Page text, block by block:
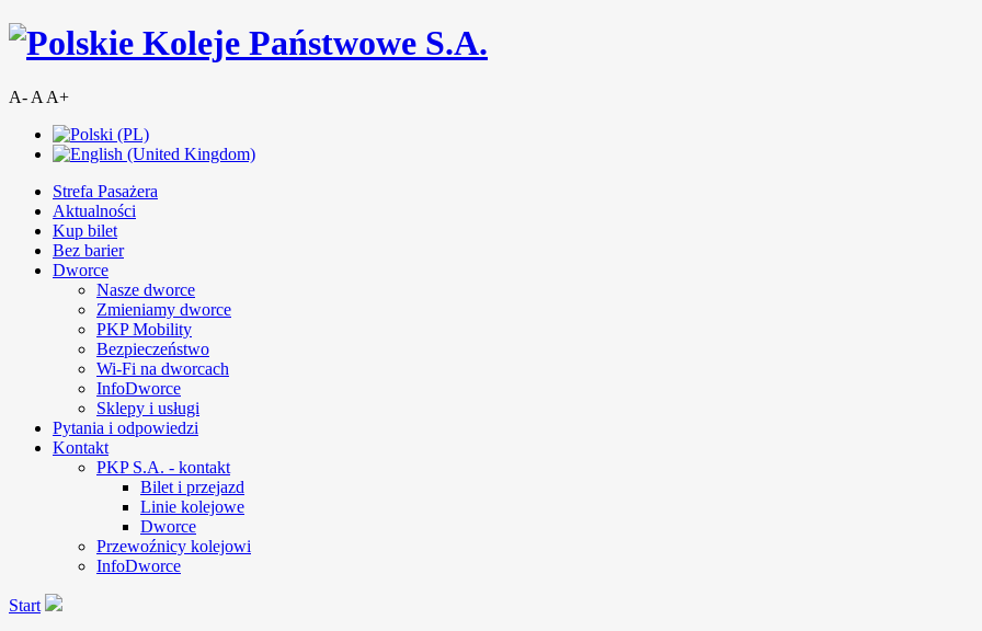
A- A A+
Strefa Pasażera
Aktualności
Kup bilet
Bez barier
Dworce
Nasze dworce
Zmieniamy dworce
PKP Mobility
Bezpieczeństwo
Wi-Fi na dworcach
InfoDworce
Sklepy i usługi
Pytania i odpowiedzi
Kontakt
PKP S.A. - kontakt
Bilet i przejazd
Linie kolejowe
Dworce
Przewoźnicy kolejowi
InfoDworce
Start